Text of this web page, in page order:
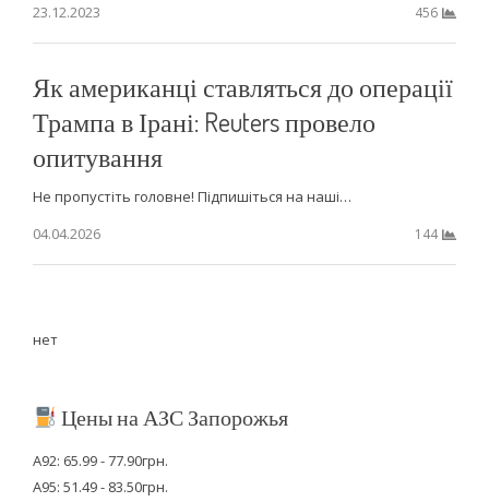
23.12.2023
456
Як американці ставляться до операції
Трампа в Ірані: Reuters провело
опитування
Не пропустіть головне! Підпишіться на наші…
04.04.2026
144
нет
Цены на АЗС Запорожья
А92: 65.99 - 77.90грн.
А95: 51.49 - 83.50грн.